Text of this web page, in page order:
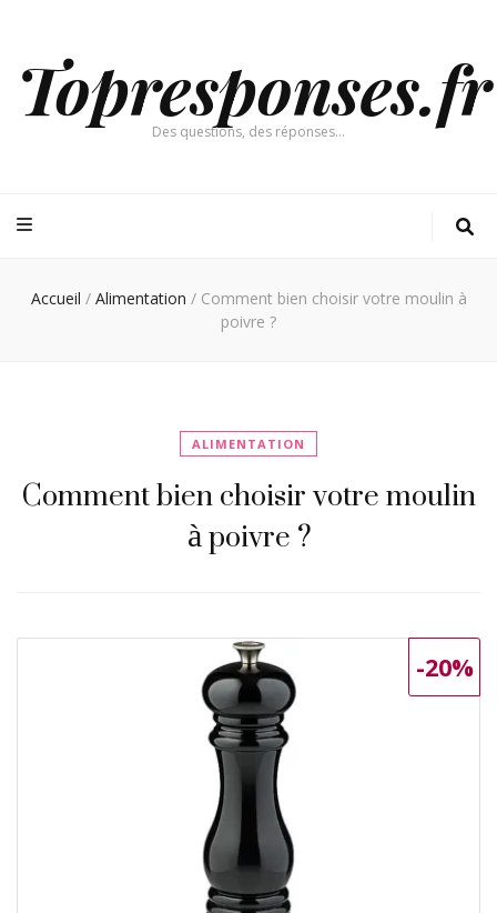
Topresponses.fr
Des questions, des réponses…
Accueil / Alimentation / Comment bien choisir votre moulin à
poivre ?
ALIMENTATION
Comment bien choisir votre moulin
à poivre ?
-20%